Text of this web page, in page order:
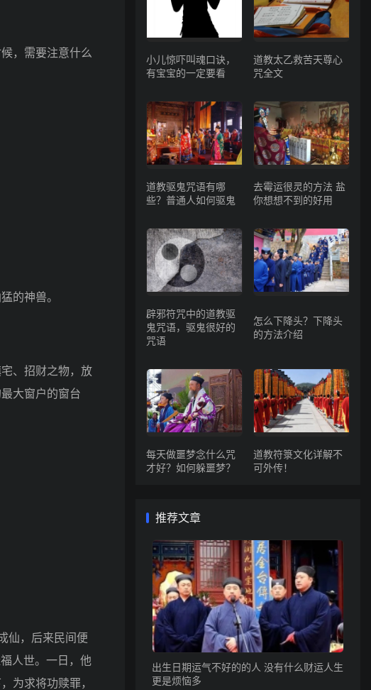
，需要注意什么
的神兽。
、招财之物，放
大窗户的窗台
仙，后来民间便
人世。一日，他
为求将功赎罪，
小儿惊吓叫魂口诀，
有宝宝的一定要看
道教太乙救苦天尊心
咒全文
道教驱鬼咒语有哪
些？普通人如何驱鬼
去霉运很灵的方法 盐
你想想不到的好用
辟邪符咒中的道教驱
鬼咒语，驱鬼很好的
咒语
怎么下降头？下降头
的方法介绍
每天做噩梦念什么咒
才好？如何躲噩梦？
道教符箓文化详解不
可外传！
推荐文章
出生日期运气不好的的人 没有什么财运人生
更是烦恼多